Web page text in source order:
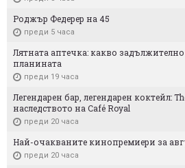
Роджър Федерер на 45
преди 5 часа
Лятната аптечка: какво
планината
преди 19 часа
Легендарен бар, легендарен коктейл:
наследството на Café Royal
преди 20 часа
Най-очакваните кинопремиери за
преди 20 часа